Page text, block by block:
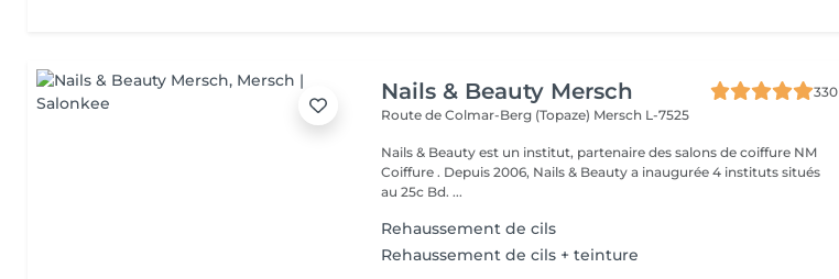
Nails & Beauty Mersch
330
Route de Colmar-Berg (Topaze) Mersch L-7525
Nails & Beauty est un institut, partenaire des salons de coiffure NM
Coiffure . Depuis 2006, Nails & Beauty a inaugurée 4 instituts situés
au 25c Bd. ...
Rehaussement de cils
Rehaussement de cils + teinture